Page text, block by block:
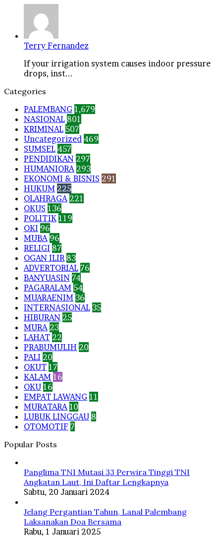
Terry Fernandez
If your irrigation system causes indoor pressure
drops, inst...
Categories
PALEMBANG 1,679
NASIONAL 801
KRIMINAL 507
Uncategorized 469
SUMSEL 457
PENDIDIKAN 297
HUMANIORA 293
EKONOMI & BISNIS 291
HUKUM 225
OLAHRAGA 221
OKUS 136
POLITIK 119
OKI 96
MUBA 96
RELIGI 87
OGAN ILIR 83
ADVERTORIAL 76
BANYUASIN 74
PAGARALAM 54
MUARAENIM 36
INTERNASIONAL 35
HIBURAN 25
MURA 23
LAHAT 22
PRABUMULIH 20
PALI 20
OKUT 17
KALAM 16
OKU 16
EMPAT LAWANG 11
MURATARA 10
LUBUK LINGGAU 8
OTOMOTIF 7
Popular Posts
Panglima TNI Mutasi 33 Perwira Tinggi TNI
Angkatan Laut, Ini Daftar Lengkapnya
Sabtu, 20 Januari 2024
Jelang Pergantian Tahun, Lanal Palembang
Laksanakan Doa Bersama
Rabu, 1 Januari 2025